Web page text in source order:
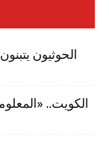
الحوثيون
الكويت..